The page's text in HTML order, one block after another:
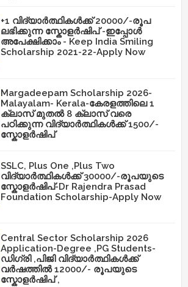
+1 വിദ്യാർത്ഥികൾക്ക് 20000/-രൂപ
ലഭിക്കുന്ന സ്കോളർഷിപ് -ഇപ്പോൾ
അപേക്ഷിക്കാം - Keep India Smiling
Scholarship 2021-22-Apply Now
Margadeepam Scholarship 2026-
Malayalam- Kerala-കേരളത്തിലെ 1
ക്ലാസ് മുതൽ 8 ക്ലാസ് വരെ
പഠിക്കുന്ന വിദ്യാർത്ഥികൾക്ക് 1500/-
സ്കോളർഷിപ്
SSLC, Plus One ,Plus Two
വിദ്യാർത്ഥികൾക്ക് 30000/-രൂപയുടെ
സ്കോളർഷിപ്-Dr Rajendra Prasad
Foundation Scholarship-Apply Now
Central Sector Scholarship 2026
Application-Degree ,PG Students-
ഡിഗ്രി ,പിജി വിദ്യാർത്ഥികൾക്ക്
വർഷത്തിൽ 12000/- രൂപയുടെ
സ്കോളർഷിപ് ,